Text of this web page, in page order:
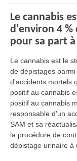
Le cannabis
d'environ 4 %
pour sa part à
Le cannabis est le
de dépistages
d'accidents mortels
positif au cannabis
positif au cannabis
responsable d’un
SAM et sa
la procédure de
dépistage urinaire à